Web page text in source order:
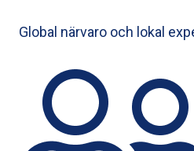
Global närvaro och lokal